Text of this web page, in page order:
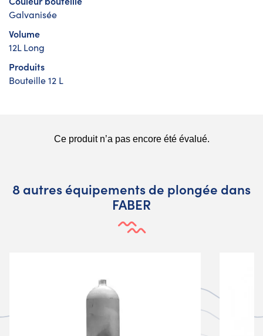
Galvanisée
Volume
12L Long
Produits
Bouteille 12 L
8 autres équipements de plongée dans
FABER